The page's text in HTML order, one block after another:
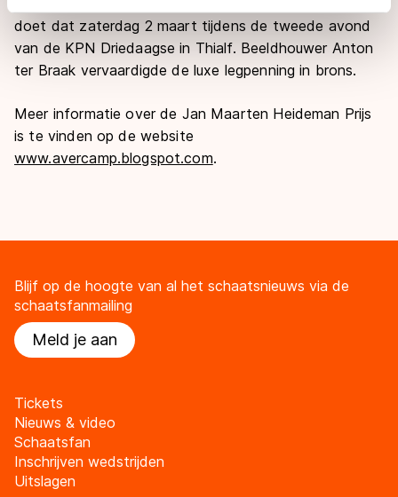
adequaat beschermingsniveau geldt volgens de GDPR.
Door op ‘Toestaan’ te klikken, stemt u in met deze
overdracht. Meer informatie vindt u in ons
doet dat zaterdag 2 maart tijdens de tweede avond
van de KPN Driedaagse in Thialf. Beeldhouwer Anton
ter Braak vervaardigde de luxe legpenning in brons.
Meer informatie over de Jan Maarten Heideman Prijs
is te vinden op de website
www.avercamp.blogspot.com.
Blijf op de hoogte van al het schaatsnieuws via de
schaatsfanmailing
Meld je aan
Tickets
Nieuws & video
Schaatsfan
Inschrijven wedstrijden
Uitslagen